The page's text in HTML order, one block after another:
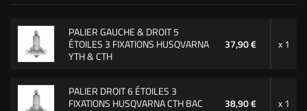
PALIER GAUCHE & DROIT 5
ÉTOILES 3 FIXATIONS HUSQVARNA
YTH & CTH
37,90 € x 1
PALIER DROIT 6 ÉTOILES 3
FIXATIONS HUSQVARNA CTH BAC
38,90 € x 1